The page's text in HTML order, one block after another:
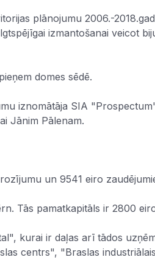
plānojumu 2006.-
izmantošanai veicot
domes sēdē.
iznomātāja SIA
Jānim Pālenam.
un 9541 eiro
Tās pamatkapitāls ir 2800
kurai ir daļas arī tādos
centrs", "Braslas